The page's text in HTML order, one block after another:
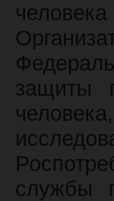
защиты
службы